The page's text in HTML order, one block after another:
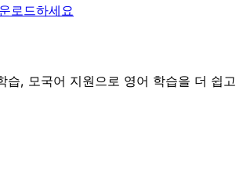
로드하세요
습, 모국어 지원으로 영어 학습을 더 쉽고